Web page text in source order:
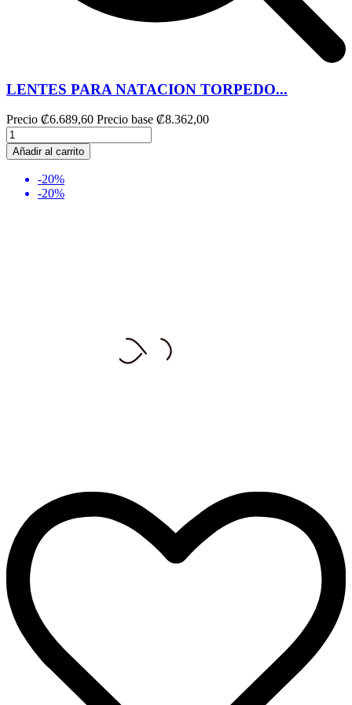
LENTES PARA NATACION TORPEDO...
Precio ₡6.689,60 Precio base ₡8.362,00
Añadir al carrito
-20%
-20%